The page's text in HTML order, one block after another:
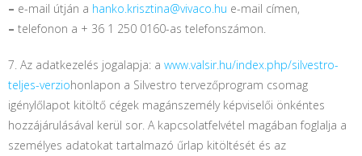
– e-mail útján a hanko.krisztina@vivaco.hu e-mail címen,
– telefonon a + 36 1 250 0160-as telefonszámon.
7. Az adatkezelés jogalapja: a www.valsir.hu/index.php/silvestro-
teljes-verziohonlapon a Silvestro tervezőprogram csomag
igénylőlapot kitöltő cégek magánszemély képviselői önkéntes
hozzájárulásával kerül sor. A kapcsolatfelvétel magában foglalja a
személyes adatokat tartalmazó űrlap kitöltését és az